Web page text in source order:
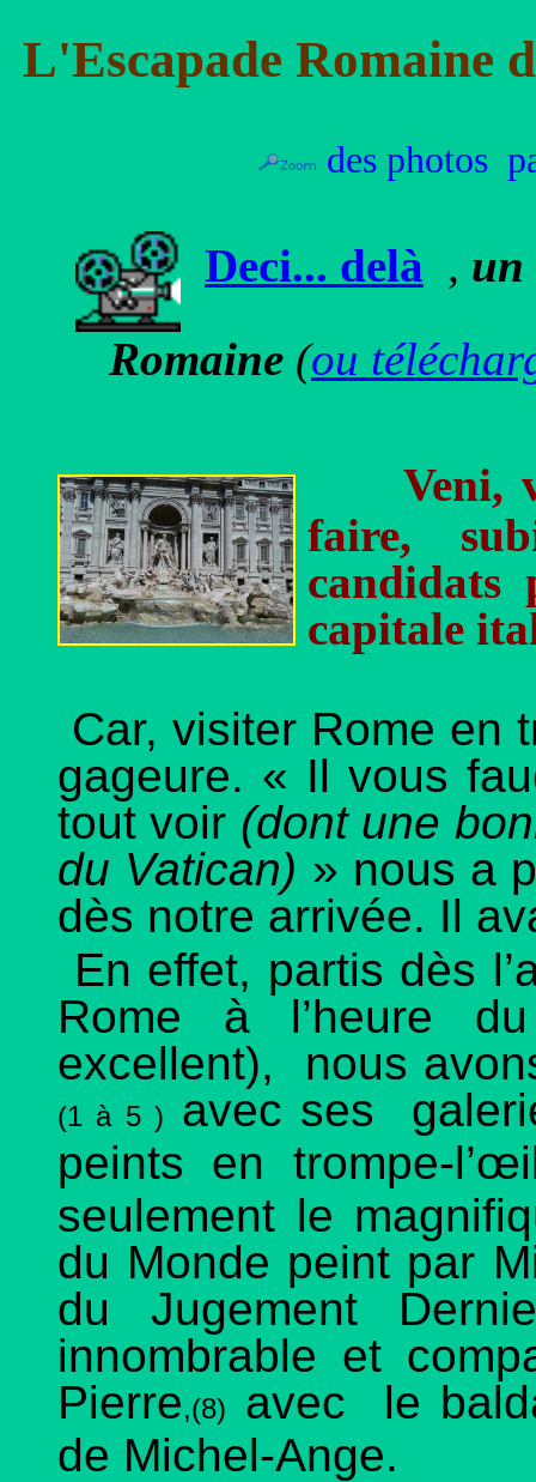
L'Escapade Romaine
des photos
Deci... delà , un
Romaine (ou
Veni,
faire,
candidats
capitale
Car, visiter Rome en
gageure. « Il vous
tout voir (dont une
du Vatican) » nous a
dès notre arrivée. Il
En effet, partis dès
Rome à l’heure
excellent), nous
(1 à 5 )
avec ses
peints en trompe-
seulement le
du Monde peint par
du Jugement
innombrable et
Pierre,(8)
avec le
de Michel-Ange.